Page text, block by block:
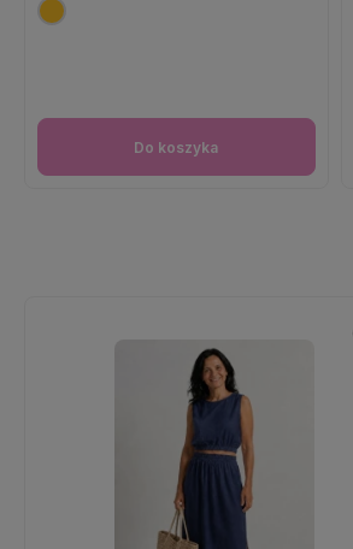
Do koszyka